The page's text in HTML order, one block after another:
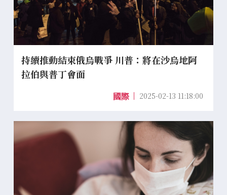
持續推動結束俄烏戰爭 川普：將在沙烏地阿
拉伯與普丁會面
國際 2025-02-13 11:18:00